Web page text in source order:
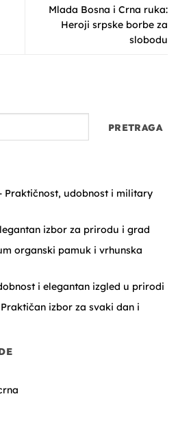
Mlada Bosna i Crna ruka:
Heroji srpske borbe za
slobodu
PRETRAGA
Praktičnost, udobnost i military
izbor za prirodu i grad
organski pamuk i vrhunska
i elegantan izgled u prirodi
izbor za svaki dan i